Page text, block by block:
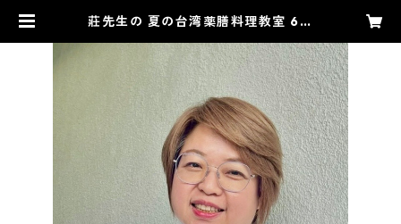
莊先生の 夏の台湾薬膳料理教室 6月
EN8 自由が丘キッチンエイト